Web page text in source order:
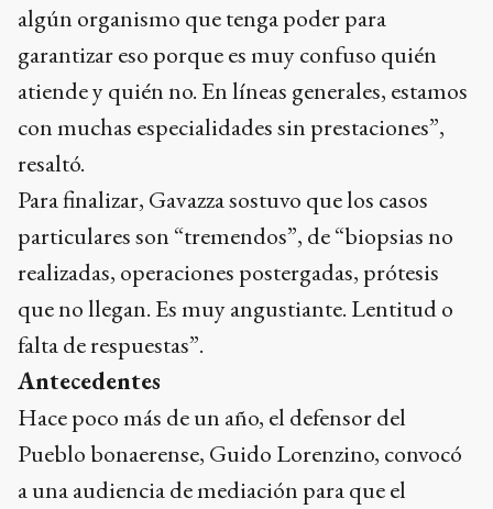
algún organismo que tenga poder para
garantizar eso porque es muy confuso quién
atiende y quién no. En líneas generales, estamos
con muchas especialidades sin prestaciones”,
resaltó.
Para finalizar, Gavazza sostuvo que los casos
particulares son “tremendos”, de “biopsias no
realizadas, operaciones postergadas, prótesis
que no llegan. Es muy angustiante. Lentitud o
falta de respuestas”.
Antecedentes
Hace poco más de un año, el defensor del
Pueblo bonaerense, Guido Lorenzino, convocó
a una audiencia de mediación para que el